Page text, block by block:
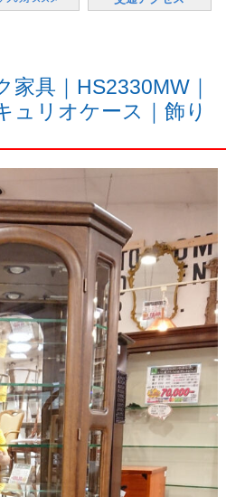
具｜HS2330MW｜
ュリオケース｜飾り